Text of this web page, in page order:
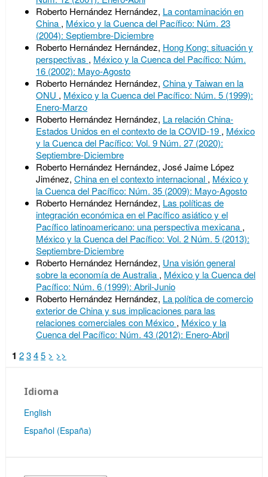
Roberto Hernández Hernández, La contaminación en
China , México y la Cuenca del Pacífico: Núm. 23
(2004): Septiembre-Diciembre
Roberto Hernández Hernández, Hong Kong: situación y
perspectivas , México y la Cuenca del Pacífico: Núm.
16 (2002): Mayo-Agosto
Roberto Hernández Hernández, China y Taiwan en la
ONU , México y la Cuenca del Pacífico: Núm. 5 (1999):
Enero-Marzo
Roberto Hernández Hernández, La relación China-
Estados Unidos en el contexto de la COVID-19 , México
y la Cuenca del Pacífico: Vol. 9 Núm. 27 (2020):
Septiembre-Diciembre
Roberto Hernández Hernández, José Jaime López
Jiménez, China en el contexto internacional , México y
la Cuenca del Pacífico: Núm. 35 (2009): Mayo-Agosto
Roberto Hernández Hernández, Las políticas de
integración económica en el Pacífico asiático y el
Pacífico latinoamericano: una perspectiva mexicana ,
México y la Cuenca del Pacífico: Vol. 2 Núm. 5 (2013):
Septiembre-Diciembre
Roberto Hernández Hernández, Una visión general
sobre la economía de Australia , México y la Cuenca del
Pacífico: Núm. 6 (1999): Abril-Junio
Roberto Hernández Hernández, La política de comercio
exterior de China y sus implicaciones para las
relaciones comerciales con México , México y la
Cuenca del Pacífico: Núm. 43 (2012): Enero-Abril
1 2345 > >>
Idioma
English
Español (España)